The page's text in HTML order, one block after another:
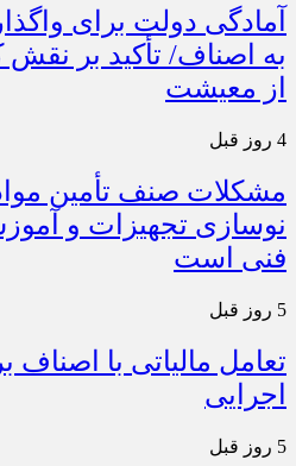
آمادگی دولت برای
به اصناف/ تأکید بر نقش
از معیشت
4 روز قبل
مشکلات صنف تأمین مواد
نوسازی تجهیزات و
فنی است
5 روز قبل
تعامل مالیاتی با
اجرایی
5 روز قبل